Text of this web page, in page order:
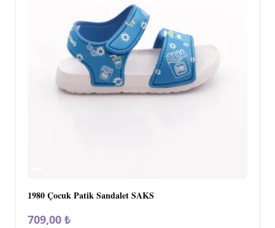
1980 Çocuk Patik Sandalet SAKS
709,00 ₺